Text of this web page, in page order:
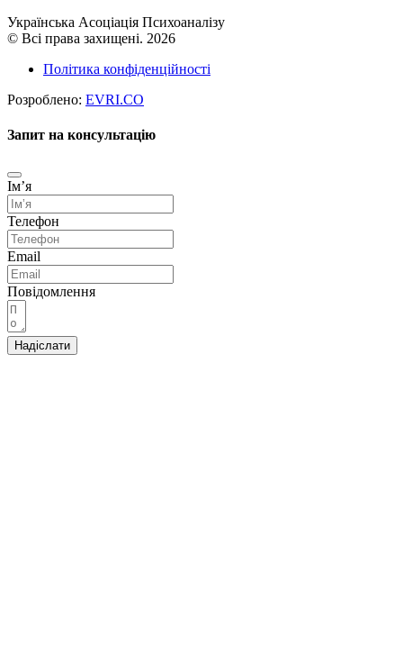
Українська Асоціація Психоаналізу
© Всі права захищені. 2026
Політика конфіденційності
Розроблено: EVRI.CO
Запит на консультацію
Імʼя
Телефон
Email
Повідомлення
Надіслати